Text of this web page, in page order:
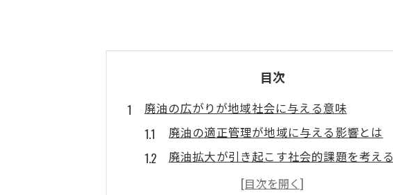
目次
廃油の広がりが地域社会に与える意味
廃油の適正管理が地域に与える影響とは
廃油拡大が引き起こす社会的課題を考える
廃油の増加が身近な生活環境に及ぼす変化